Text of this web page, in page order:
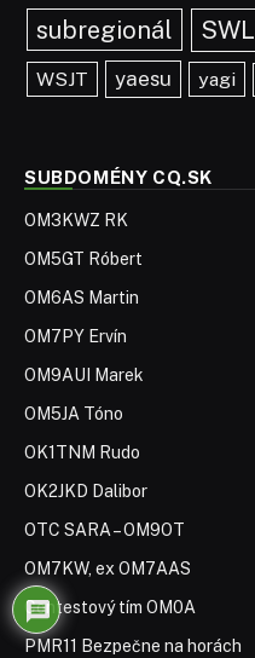
subregionál SWL
WSJT yaesu yagi
SUBDOMÉNY CQ.SK
OM3KWZ RK
OM5GT Róbert
OM6AS Martin
OM7PY Ervín
OM9AUI Marek
OM5JA Tóno
OK1TNM Rudo
OK2JKD Dalibor
OTC SARA – OM9OT
OM7KW, ex OM7AAS
Contestový tím OM0A
PMR11 Bezpečne na horách